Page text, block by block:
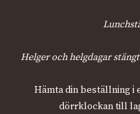
Helger och helgdagar
Hämta din beställning i
dörrklockan till